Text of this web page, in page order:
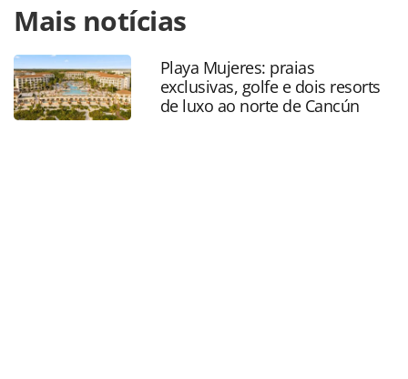
https://www.panrotas.com.br/aviacao/empresas/2024/10/
viajar-de-aviao-veja-as-regras-para-malas-de-mao-e-
bagagens-despachadas_210524.html ou as ferramentas
oferecidas na página. Todo o conteúdo produzido pela
PANROTAS Editora é protegido pela legislação brasileira
sobre direito autoral. Não reproduza o conteúdo sem
Mais notícias
Playa Mujeres: praias
exclusivas, golfe e dois resorts
de luxo ao norte de Cancún